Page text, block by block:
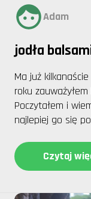
Adam
jodła
Ma już
roku
Poczytałem i
najlepiej go się
Czytaj